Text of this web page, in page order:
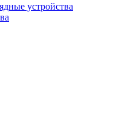
устройства